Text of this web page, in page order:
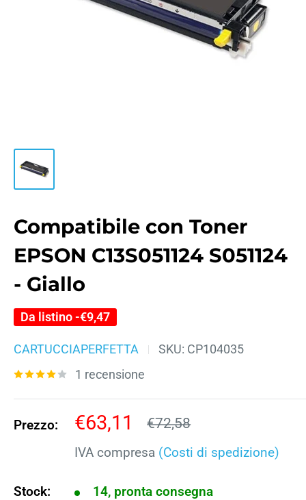
Compatibile con Toner
EPSON C13S051124 S051124
- Giallo
Da listino -€9,47
CARTUCCIAPERFETTA SKU: CP104035
1 recensione
Prezzo:
Prezzo
scontato
€63,11 Prezzo
€72,58
IVA compresa (Costi di spedizione)
Stock: 14, pronta consegna